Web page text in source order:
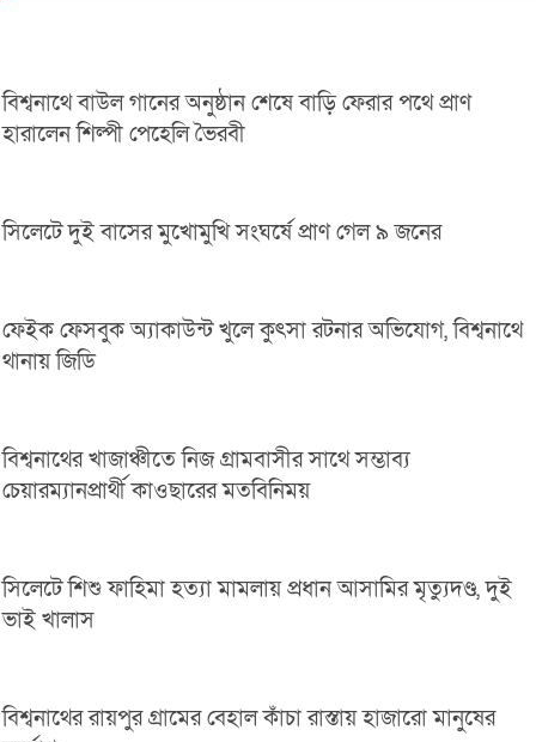
বিশ্বনাথে বাউল গানের অনুষ্ঠান শেষে বাড়ি ফেরার পথে প্রাণ
হারালেন শিল্পী পেহেলি ভৈরবী
সিলেটে দুই বাসের মুখোমুখি সংঘর্ষে প্রাণ গেল ৯ জনের
ফেইক ফেসবুক অ্যাকাউন্ট খুলে কুৎসা রটনার অভিযোগ, বিশ্বনাথে
থানায় জিডি
বিশ্বনাথের খাজাঞ্চীতে নিজ গ্রামবাসীর সাথে সম্ভাব্য
চেয়ারম্যানপ্রার্থী কাওছারের মতবিনিময়
সিলেটে শিশু ফাহিমা হত্যা মামলায় প্রধান আসামির মৃত্যুদণ্ড, দুই
ভাই খালাস
বিশ্বনাথের রায়পুর গ্রামের বেহাল কাঁচা রাস্তায় হাজারো মানুষের